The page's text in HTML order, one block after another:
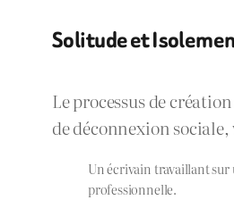
Solitude et
Le processus de
de déconnexion
Un écrivain travaillant sur
professionnelle.